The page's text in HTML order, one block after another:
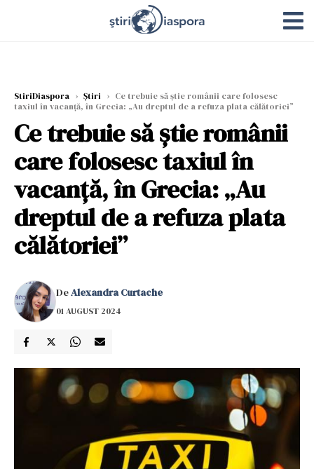
StiriDiaspora › Știri › Ce trebuie să știe românii care folosesc
taxiul în vacanță, în Grecia: „Au dreptul de a refuza plata călătoriei”
Ce trebuie să știe românii
care folosesc taxiul în
vacanță, în Grecia: „Au
dreptul de a refuza plata
călătoriei”
DeAlexandra Curtache
01 AUGUST 2024